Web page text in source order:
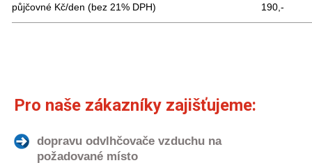
půjčovné Kč/den (bez 21% DPH) 190,-
Pro naše zákazníky zajišťujeme:
dopravu odvlhčovače vzduchu na
požadované místo